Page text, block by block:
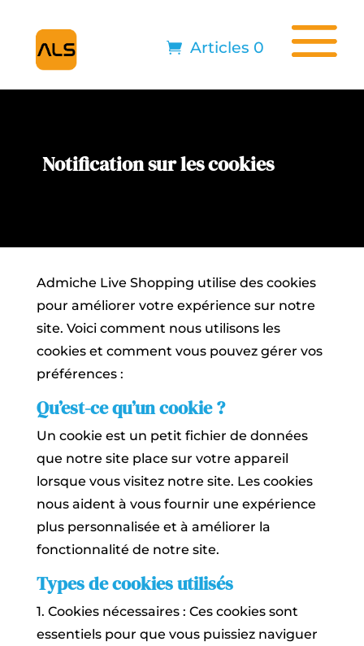
Articles 0
Notification sur les cookies
Admiche Live Shopping utilise des cookies
pour améliorer votre expérience sur notre
site. Voici comment nous utilisons les
cookies et comment vous pouvez gérer vos
préférences :
Qu’est-ce qu’un cookie ?
Un cookie est un petit fichier de données
que notre site place sur votre appareil
lorsque vous visitez notre site. Les cookies
nous aident à vous fournir une expérience
plus personnalisée et à améliorer la
fonctionnalité de notre site.
Types de cookies utilisés
1. Cookies nécessaires : Ces cookies sont
essentiels pour que vous puissiez naviguer